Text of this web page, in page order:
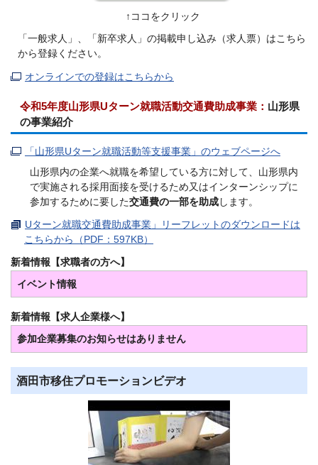
↑ココをクリック
「一般求人」、「新卒求人」の掲載申し込み（求人票）はこちら
から登録ください。
オンラインでの登録はこちらから
令和5年度山形県Uターン就職活動交通費助成事業： 山形県
の事業紹介
「山形県Uターン就職活動等支援事業」のウェブページへ
山形県内の企業へ就職を希望している方に対して、山形県内
で実施される採用面接を受けるため又はインターンシップに
参加するために要した交通費の一部を助成します。
Uターン就職交通費助成事業」リーフレットのダウンロードは
こちらから（PDF：597KB）
新着情報【求職者の方へ】
イベント情報
新着情報【求人企業様へ】
参加企業募集のお知らせはありません
酒田市移住プロモーションビデオ